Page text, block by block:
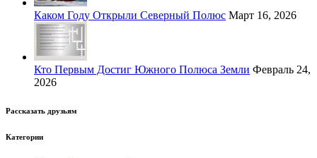
Каком Году Открыли Северный Полюс Март 16, 2026
Кто Первым Достиг Южного Полюса Земли Февраль 24,
2026
Рассказать друзьям
Категории